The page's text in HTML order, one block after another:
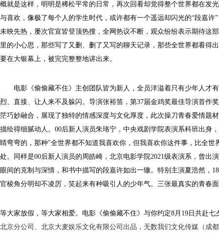
概就是这样，明明是稀松平常的日常，再次回看却觉得整个世界都在发
与喜欢，像极了每个人的学生时代，或许都有一个遥远却闪光的“段嘉许
未映先热，屡次官宣皆登顶热搜，全网热议不断，观众纷纷表示期待这
里的小心思，那些写了又删、删了又写的聊天记录，那些全世界都看得
要在大银幕上，被完完整整地讲出来。
电影《偷偷藏不住》主创团队皆为新人，全员洋溢着只有少年人才
烈、直接、让人来不及躲闪。导演张裕笛，第37届金鸡奖最佳导演首作
茫巧妙融合，展现了独特的情感深度与文化厚度，此次操刀青春爱情题
描绘得细腻动人。00后新人演员朱珞宁，中央戏剧学院表演系科班出身
睛弯弯的，那种"全世界都不知道我喜欢你，但我喜欢你这件事，比全
处。同样是00后新人演员的周皓崎，北京电影学院2021级表演系，曾出
眼间的克制与深情，和书中描写的段嘉许如出一辙。特别主演夏浩然，
官棱角分明却不凌厉，笑起来有种吸引人的少年气。 三张最真实的青春
等大家放假，等大家相爱。电影《偷偷藏不住》与你约定8月19日共赴七
北京分公司、北京大麦娱乐文化有限公司出品，无数我们文化传媒（成